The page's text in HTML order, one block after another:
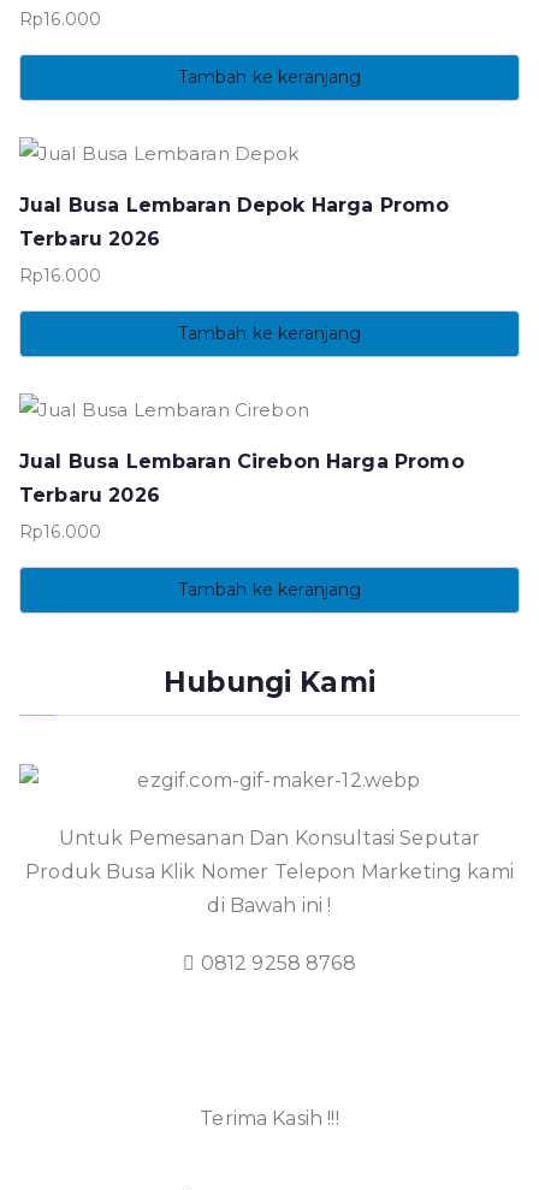
Rp16.000
Tambah ke keranjang
Jual Busa Lembaran Depok Harga Promo
Terbaru 2026
Rp16.000
Tambah ke keranjang
Jual Busa Lembaran Cirebon Harga Promo
Terbaru 2026
Rp16.000
Tambah ke keranjang
Hubungi Kami
Untuk Pemesanan Dan Konsultasi Seputar
Produk Busa Klik Nomer Telepon Marketing kami
di Bawah ini !
0812 9258 8768
Terima Kasih !!!